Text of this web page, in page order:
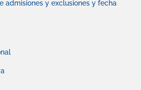
admisiones y exclusiones y fecha